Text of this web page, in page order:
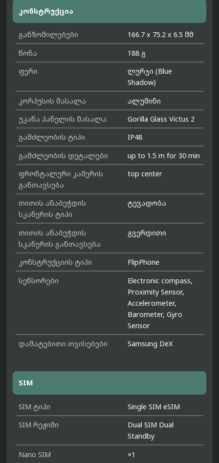
კონსტრუქცია
განზომილებები
166.7 x 75.2 x 6.5 მმ
წონა
188 გ
ფერი
ლურჯი (Blue
Shadow)
კორპუსის მასალა
ალუმინი
უკანა პანელის მასალა
Gorilla Glass Victus 2
გამძლეობის ტიპი
IP48
გამძლეობის დეტალები
up to 1.5 m for 30 min
ფრონტალური კამერის
განთავსება
top center
თითის ანაბეჭდის
სკანერის ტიპი
ტევადობა
თითის ანაბეჭდის
სკანერის განთავსება
გვერდითი
კონსტრუქციის ტიპი
FlipPhone
სენსორები
Electronic compass,
Proximity Sensor,
Accelerometer,
Barometer, Gyro
Sensor
დამატებითი თვისებები
Samsung DeX
SIM
SIM ტიპი
Single SIM eSIM
SIM რეჟიმი
Dual SIM Dual
Standby
Nano SIM
×1